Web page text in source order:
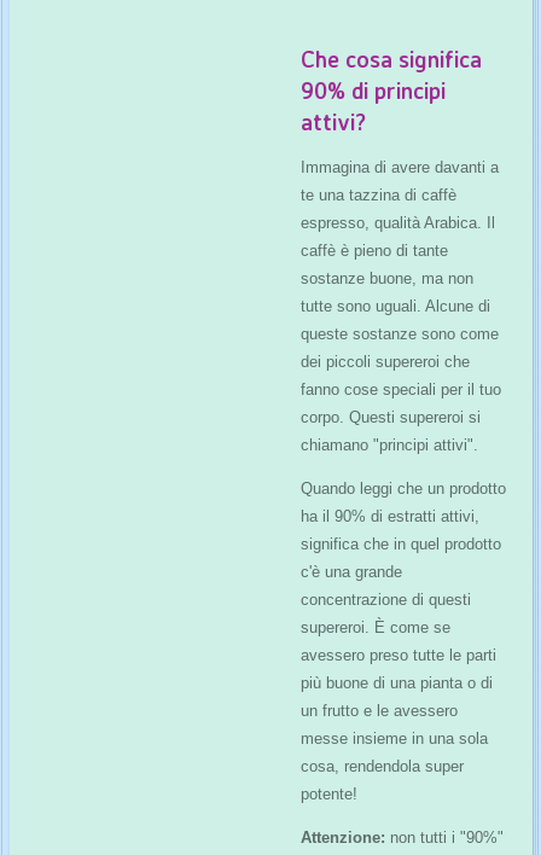
Che cosa significa
90% di principi
attivi?
Immagina di avere davanti a
te una tazzina di caffè
espresso, qualità Arabica. Il
caffè è pieno di tante
sostanze buone, ma non
tutte sono uguali. Alcune di
queste sostanze sono come
dei piccoli supereroi che
fanno cose speciali per il tuo
corpo. Questi supereroi si
chiamano "principi attivi".
Quando leggi che un prodotto
ha il 90% di estratti attivi,
significa che in quel prodotto
c'è una grande
concentrazione di questi
supereroi. È come se
avessero preso tutte le parti
più buone di una pianta o di
un frutto e le avessero
messe insieme in una sola
cosa, rendendola super
potente!
Attenzione: non tutti i "90%"